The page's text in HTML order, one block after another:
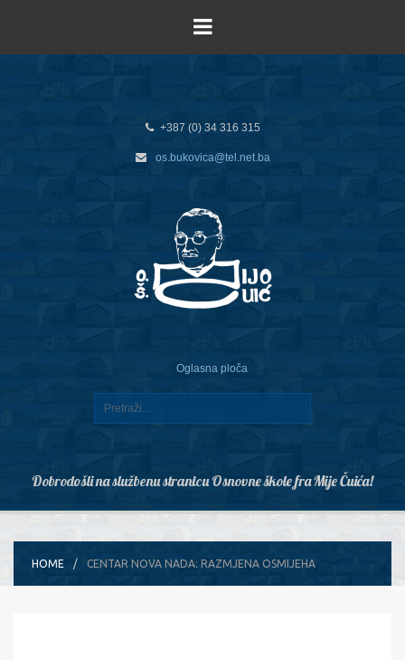
+387 (0) 34 316 315
os.bukovica@tel.net.ba
Oglasna ploča
Dobrodošli na službenu stranicu Osnovne škole fra Mije Čuića!
HOME CENTAR NOVA NADA: RAZMJENA OSMIJEHA